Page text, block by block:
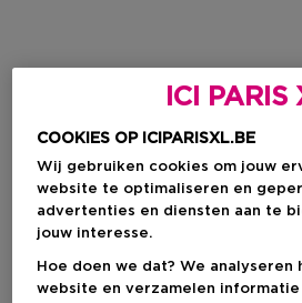
ICI PARIS
COOKIES OP ICIPARISXL.BE
Wij gebruiken cookies om jouw
website te optimaliseren en
advertenties en diensten aan te
jouw interesse.
Hoe doen we dat? We
website en verzamelen